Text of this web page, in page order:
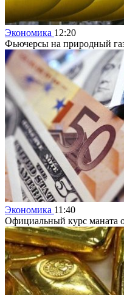
Экономика 12:20
Фьючерсы на природный
Экономика 11:40
Официальный курс маната